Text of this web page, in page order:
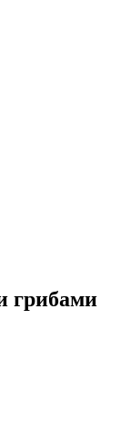
грибами